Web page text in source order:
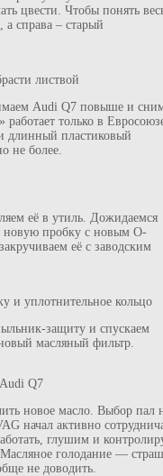
цвести. Чтобы понять
справа – старый
листвой
Audi Q7 повыше и
работает только в
длинный пластиковый
не более.
её в утиль. Дожидаемся
новую пробку с новым O-
её с заводским
и уплотнительное кольцо
защиту и спускаем
масляный фильтр.
Q7
новое масло. Выбор пал
начал активно
глушим и
голодание —
не доводить.